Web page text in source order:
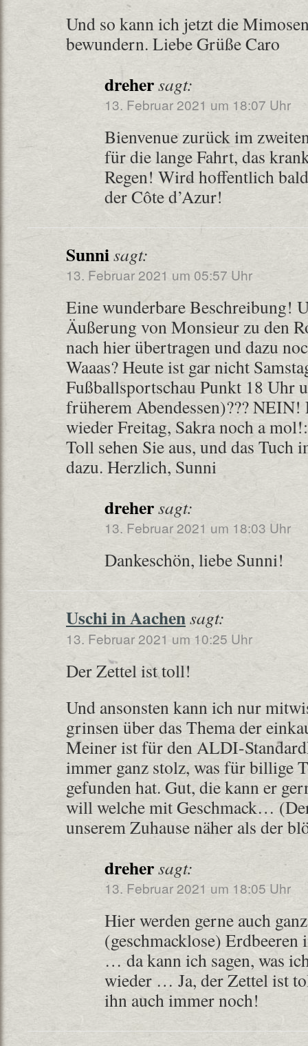
Und so kann ich jetzt die
bewundern. Liebe Grüße Caro
drehersagt:
13. Februar 2021 um 18:07 Uhr
Bienvenue zurück im
für die lange Fahrt, das
Regen! Wird hoffentlich
der Côte d’Azur!
Sunnisagt:
13. Februar 2021 um 05:57 Uhr
Eine wunderbare Beschreibung!
Äußerung von Monsieur zu den
nach hier übertragen und dazu
Waaas? Heute ist gar nicht
Fußballsportschau Punkt 18 Uhr
früherem Abendessen)???
wieder Freitag, Sakra noch a
Toll sehen Sie aus, und das Tuch
dazu. Herzlich, Sunni
drehersagt:
13. Februar 2021 um 18:03 Uhr
Dankeschön, liebe Sunni!
Uschi in Aachensagt:
13. Februar 2021 um 10:25 Uhr
Der Zettel ist toll!
Und ansonsten kann ich nur
grinsen über das Thema der
Meiner ist für den ALDI-
immer ganz stolz, was für billige
gefunden hat. Gut, die kann er
will welche mit Geschmack…
unserem Zuhause näher als der
drehersagt:
13. Februar 2021 um 18:05 Uhr
Hier werden gerne auch
(geschmacklose)
… da kann ich sagen, was
wieder … Ja, der Zettel ist
ihn auch immer noch!